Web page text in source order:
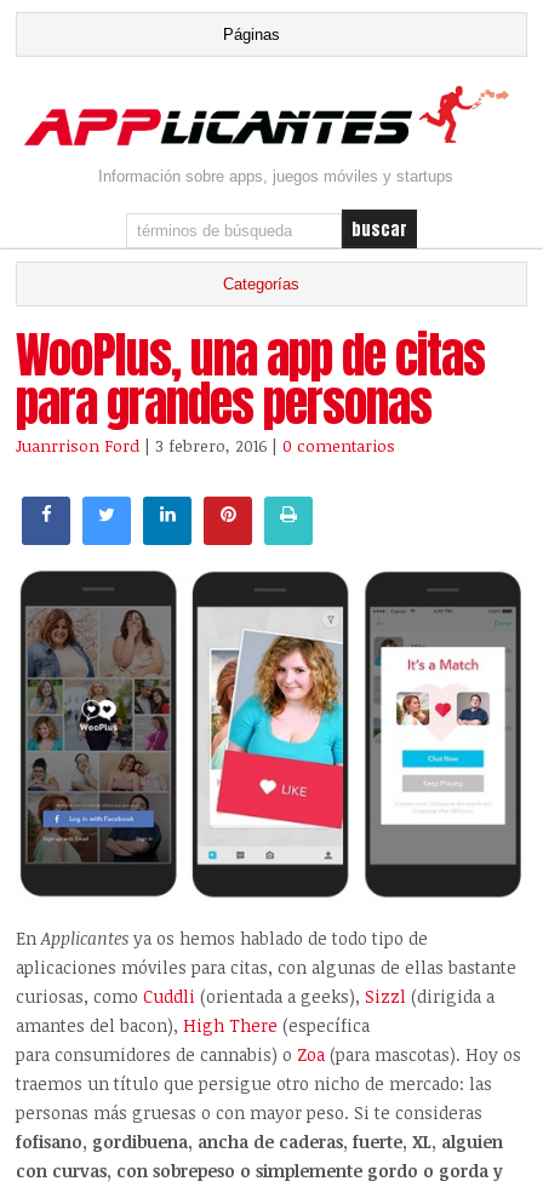
Información sobre apps, juegos móviles y startups
WooPlus, una app de citas
para grandes personas
Juanrrison Ford | 3 febrero, 2016 |0 comentarios
EnApplicantes ya os hemos hablado de todo tipo de
aplicaciones móviles para citas, con algunas de ellas bastante
curiosas, comoCuddli (orientada a geeks),Sizzl (dirigida a
amantes del bacon),High There (específica
para consumidores de cannabis) o Zoa(para mascotas). Hoy os
traemos un título que persigue otro nicho de mercado: las
personas más gruesas o con mayor peso. Si te consideras
fofisano, gordibuena, ancha de caderas, fuerte, XL, alguien
con curvas, con sobrepeso o simplemente gordo o gorda y